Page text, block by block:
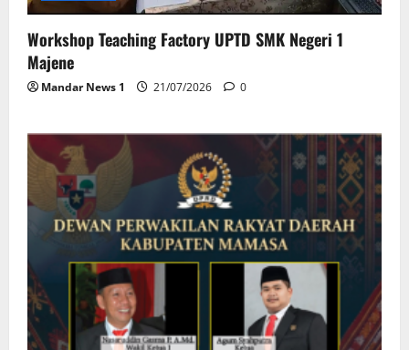
Workshop Teaching Factory UPTD SMK Negeri 1
Majene
Mandar News 1 21/07/2026 0